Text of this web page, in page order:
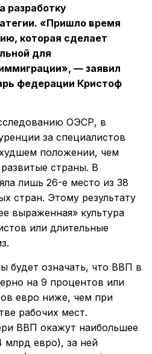
разработку
«Пришло время
которая сделает
для
— заявил
федерации Кристоф
ОЭСР, в
за специалистов
положении, чем
страны. В
лишь 26-е место из 38
стран. Этому результату
выраженная» культура
или длительные
будет означать, что ВВП в
на 9 процентов или
евро ниже, чем при
рабочих мест.
ВВП окажут наибольшее
млрд евро), за ней